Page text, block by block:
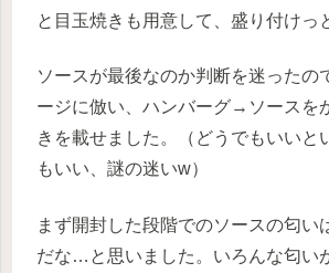
と目玉焼きも用意して、盛り付けっ
ソースが最後なのか判断を迷ったの
ージに倣い、ハンバーグ→ソースを
きを載せました。（どうでもいいと
もいい、謎の迷いw）
まず開封した段階でのソースの匂い
だな…と思いました。いろんな匂い